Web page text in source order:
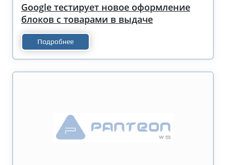
Google тестирует новое оформление
блоков с товарами в выдаче
Подробнее